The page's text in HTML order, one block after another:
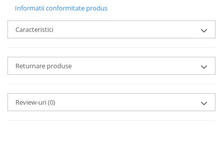
Informatii conformitate produs
Caracteristici
Returnare produse
Review-uri(0)